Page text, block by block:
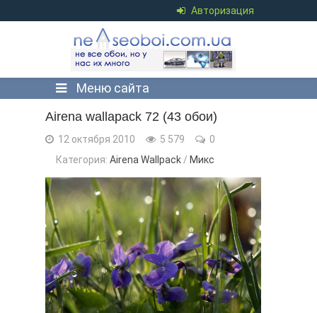
Авторизация
Меню сайта
Airena wallapack 72 (43 обои)
12 октября 2010 5 579
0
Категория: Airena Wallpack / Микс